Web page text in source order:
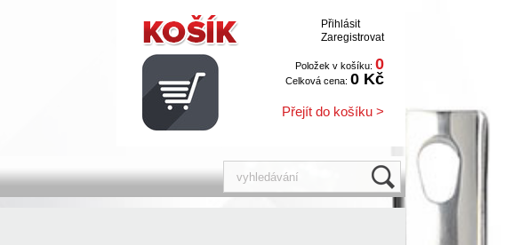
Přihlásit
Zaregistrovat
Položek v košíku: 0
Celková cena: 0 Kč
Přejít do košíku >